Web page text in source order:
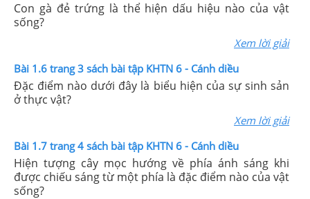
Con gà đẻ trứng là thể hiện dấu hiệu nào của vật
sống?
Xem lời giải
Bài 1.6 trang 3 sách bài tập KHTN 6 - Cánh diều
Đặc điểm nào dưới đây là biểu hiện của sự sinh sản
ở thực vật?
Xem lời giải
Bài 1.7 trang 4 sách bài tập KHTN 6 - Cánh diều
Hiện tượng cây mọc hướng về phía ánh sáng khi
được chiếu sáng từ một phía là đặc điểm nào của vật
sống?